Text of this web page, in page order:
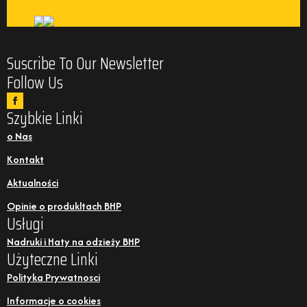
Suscribe To Our Newsletter
Follow Us
Szybkie Linki
o Nas
Kontakt
Aktualności
Opinie o produkltach BHP
Usługi
Nadruki i Haty na odzieży BHP
Użyteczne Linki
Polityka Prywatnosci
Informacje o cookies